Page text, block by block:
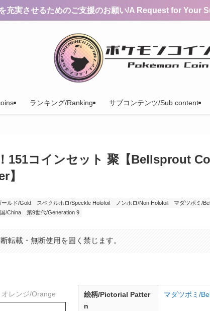
充実させるためのご支援のお願い/A Request for
ランキング/Ranking サブコンテンツ/Sub content
151コインセット 聚【Bellsprout
】
ールド/Gold スペクルホロ/Speckle Holofoil ノンホロ/Non Holofoil
マダツボミ/
/China 第9世代/Generation 9
転載・無断使用を固く禁じます。
オレンジ/Orange
絵柄/Pictorial Patter
n
マダツボミ/